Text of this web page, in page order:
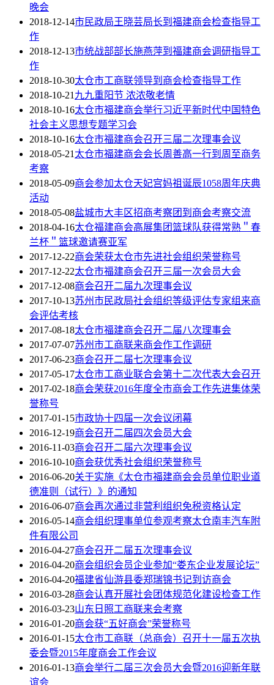
晚会
2018-12-14市民政局王晓芸局长到福建商会检查指导工
作
2018-12-13市统战部部长施燕萍到福建商会调研指导工
作
2018-10-30太仓市工商联领导到商会检查指导工作
2018-10-21九九重阳节 浓浓敬老情
2018-10-16太仓市福建商会举行习近平新时代中国特色
社会主义思想专题学习会
2018-10-16太仓市福建商会召开三届二次理事会议
2018-05-21太仓市福建商会会长周善高一行到周至商务
考察
2018-05-09商会参加太仓天妃宫妈祖诞辰1058周年庆典
活动
2018-05-08盐城市大丰区招商考察团到商会考察交流
2018-04-16太仓福建商会高展集团篮球队获得常熟＂春
兰杯＂篮球邀请赛亚军
2017-12-22商会荣获太仓市先进社会组织荣誉称号
2017-12-22太仓市福建商会召开三届一次会员大会
2017-12-08商会召开二届九次理事会议
2017-10-13苏州市民政局社会组织等级评估专家组来商
会评估考核
2017-08-18太仓市福建商会召开二届八次理事会
2017-07-07苏州市工商联来商会作工作调研
2017-06-23商会召开二届七次理事会议
2017-05-17太仓市工商业联合会第十二次代表大会召开
2017-02-18商会荣获2016年度全市商会工作先进集体荣
誉称号
2017-01-15市政协十四届一次会议闭幕
2016-12-19商会召开二届四次会员大会
2016-11-03商会召开二届六次理事会议
2016-10-10商会获优秀社会组织荣誉称号
2016-06-20关于实施《太仓市福建商会会员单位职业道
德准则（试行）》的通知
2016-06-07商会再次通过非营利组织免税资格认定
2016-05-14商会组织理事单位参观考察太仓南丰汽车附
件有限公司
2016-04-27商会召开二届五次理事会议
2016-04-20商会组织会员企业参加“娄东企业发展论坛”
2016-04-20福建省仙游县委郑瑞锦书记到访商会
2016-03-28商会认真开展社会团体规范化建设检查工作
2016-03-23山东日照工商联来会考察
2016-01-20商会获“五好商会”荣誉称号
2016-01-15太仓市工商联（总商会）召开十一届五次执
委会暨2015年度商会工作会议
2016-01-13商会举行二届三次会员大会暨2016迎新年联
谊会